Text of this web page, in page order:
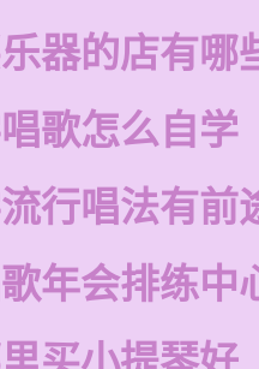
器的店有哪
歌怎么自学
行唱法有前
年会排练中